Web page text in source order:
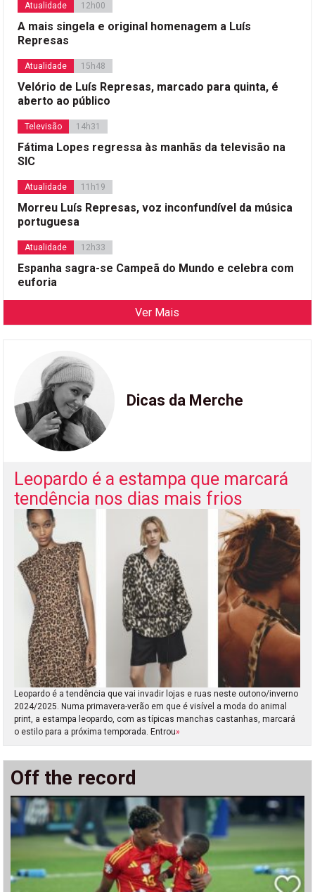
Atualidade 12h00
A mais singela e original homenagem a Luís
Represas
Atualidade 15h48
Velório de Luís Represas, marcado para quinta, é
aberto ao público
Televisão 14h31
Fátima Lopes regressa às manhãs da televisão na
SIC
Atualidade 11h19
Morreu Luís Represas, voz inconfundível da música
portuguesa
Atualidade 12h33
Espanha sagra-se Campeã do Mundo e celebra com
euforia
Ver Mais
Dicas da Merche
Leopardo é a estampa que marcará
tendência nos dias mais frios
Leopardo é a tendência que vai invadir lojas e ruas neste outono/inverno
2024/2025. Numa primavera-verão em que é visível a moda do animal
print, a estampa leopardo, com as típicas manchas castanhas, marcará
o estilo para a próxima temporada. Entrou»
Off the record